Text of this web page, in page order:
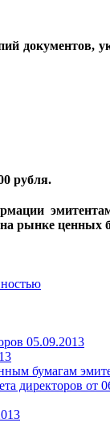
рубля.
рынке ценных
05.09.2013
бумагам
директоров от